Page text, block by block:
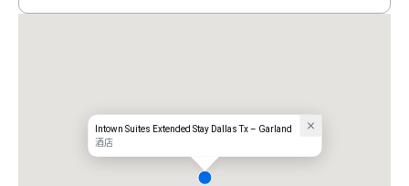
Intown Suites Extended Stay Dallas Tx – Garland
酒店